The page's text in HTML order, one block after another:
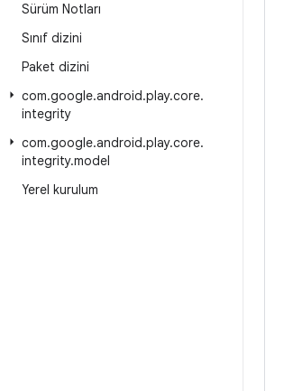
Sürüm Notları
Sınıf dizini
Paket dizini
com.google.android.play.core.
integrity
com.google.android.play.core.
integrity.model
Yerel kurulum